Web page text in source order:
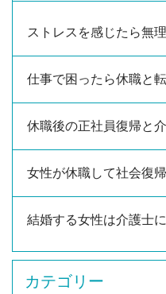
ストレスを感じたら無
仕事で困ったら休職と
休職後の正社員復帰と
女性が休職して社会復
結婚する女性は介護士
カテゴリー